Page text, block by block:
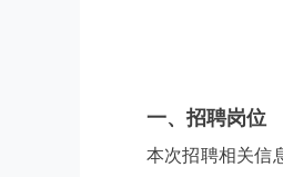
一、招聘岗位
本次招聘相关信